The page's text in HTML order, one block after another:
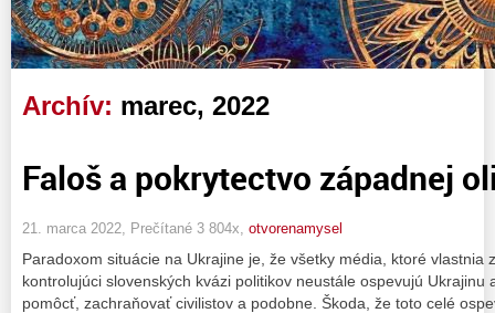
Komerčné blogy
Archív: marec, 2022
Faloš a pokrytectvo západnej
21. marca 2022, Prečítané 3 804x, otvorenamysel
Paradoxom situácie na Ukrajine je, že všetky média, ktoré vlastnia
kontrolujúci slovenských kvázi politikov neustále ospevujú Ukrajinu
pomôcť, zachraňovať civilistov a podobne. Škoda, že toto celé